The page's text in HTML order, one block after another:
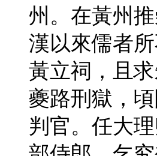
州。在黃州
漢以來儒者
黃立祠，且
夔路刑獄，
判官。任大